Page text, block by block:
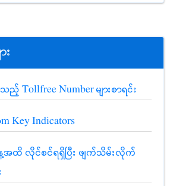
း
Tollfree Number များစာရင်း
Key Indicators
အထိ လိုင်စင်ရရှိပြီး ဖျက်သိမ်းလိုက်